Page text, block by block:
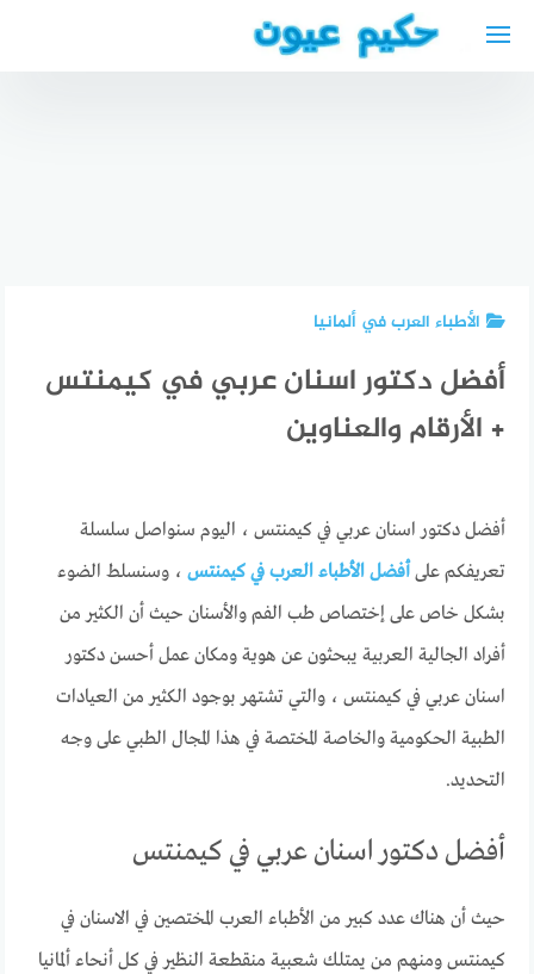
الأطباء العرب في ألمانيا
أفضل دكتور اسنان عربي في كيمنتس
+ الأرقام والعناوين
أفضل دكتور اسنان عربي في كيمنتس ، اليوم سنواصل سلسلة
تعريفكم علىأفضل الأطباء العرب في كيمنتس ، وسنسلط الضوء
بشكل خاص على إختصاص طب الفم والأسنان حيث أن الكثير من
أفراد الجالية العربية يبحثون عن هوية ومكان عمل أحسن دكتور
اسنان عربي في كيمنتس ، والتي تشتهر بوجود الكثير من العيادات
الطبية الحكومية والخاصة المختصة في هذا المجال الطبي على وجه
التحديد.
أفضل دكتور اسنان عربي في كيمنتس
حيث أن هناك عدد كبير من الأطباء العرب المختصين في الاسنان في
كيمنتس ومنهم من يمتلك شعبية منقطعة النظير في كل أنحاء ألمانيا